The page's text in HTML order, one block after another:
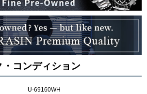
ご利用ガイド
ミアムクオリティについて
の流れ
コンディション
U-69160WH